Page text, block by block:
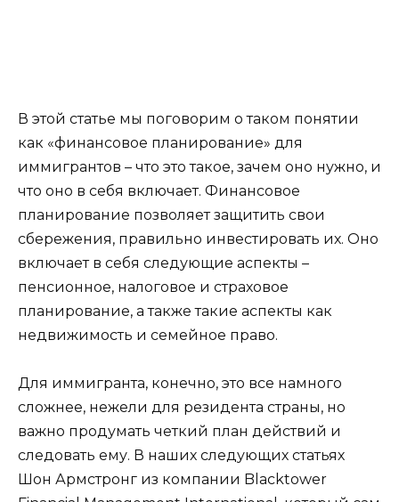
В этой статье мы поговорим о таком понятии
как «финансовое планирование» для
иммигрантов – что это такое, зачем оно нужно, и
что оно в себя включает. Финансовое
планирование позволяет защитить свои
сбережения, правильно инвестировать их. Оно
включает в себя следующие аспекты –
пенсионное, налоговое и страховое
планирование, а также такие аспекты как
недвижимость и семейное право.
Для иммигранта, конечно, это все намного
сложнее, нежели для резидента страны, но
важно продумать четкий план действий и
следовать ему. В наших следующих статьях
Шон Армстронг из компании Blacktower